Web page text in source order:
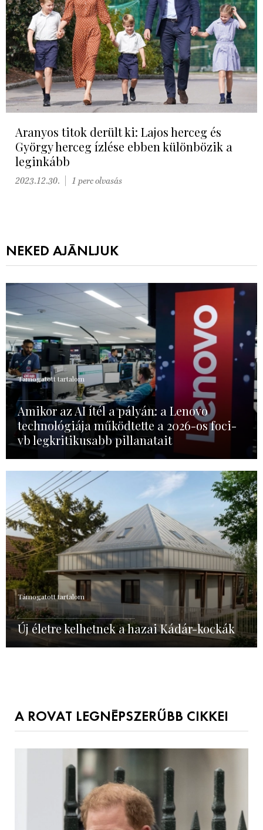
Aranyos titok derült ki: Lajos herceg és
György herceg ízlése ebben különbözik a
leginkább
2023.12.30. 1 perc olvasás
NEKED AJÁNLJUK
Támogatott tartalom
Amikor az AI ítél a pályán: a Lenovo
technológiája működtette a 2026-os foci-
vb legkritikusabb pillanatait
Támogatott tartalom
Új életre kelhetnek a hazai Kádár-kockák
A ROVAT LEGNÉPSZERŰBB CIKKEI